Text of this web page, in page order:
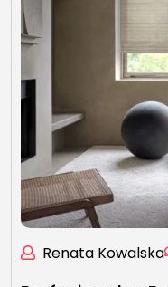
Renata Kowalska